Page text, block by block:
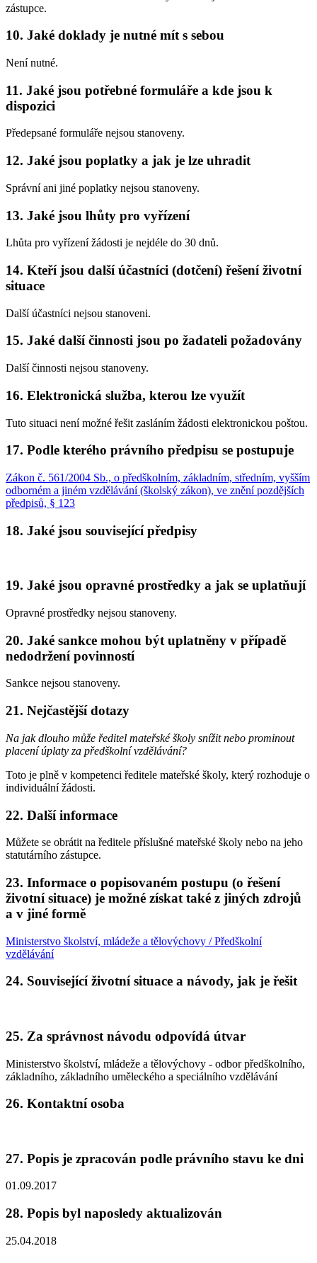
zástupce.
10. Jaké doklady je nutné mít s sebou
Není nutné.
11. Jaké jsou potřebné formuláře a kde jsou k
dispozici
Předepsané formuláře nejsou stanoveny.
12. Jaké jsou poplatky a jak je lze uhradit
Správní ani jiné poplatky nejsou stanoveny.
13. Jaké jsou lhůty pro vyřízení
Lhůta pro vyřízení žádosti je nejdéle do 30 dnů.
14. Kteří jsou další účastníci (dotčení) řešení životní
situace
Další účastníci nejsou stanoveni.
15. Jaké další činnosti jsou po žadateli požadovány
Další činnosti nejsou stanoveny.
16. Elektronická služba, kterou lze využít
Tuto situaci není možné řešit zasláním žádosti elektronickou poštou.
17. Podle kterého právního předpisu se postupuje
Zákon č. 561/2004 Sb., o předškolním, základním, středním, vyšším
odborném a jiném vzdělávání (školský zákon), ve znění pozdějších
předpisů, § 123
18. Jaké jsou související předpisy
19. Jaké jsou opravné prostředky a jak se uplatňují
Opravné prostředky nejsou stanoveny.
20. Jaké sankce mohou být uplatněny v případě
nedodržení povinností
Sankce nejsou stanoveny.
21. Nejčastější dotazy
Na jak dlouho může ředitel mateřské školy snížit nebo prominout
placení úplaty za předškolní vzdělávání?
Toto je plně v kompetenci ředitele mateřské školy, který rozhoduje o
individuální žádosti.
22. Další informace
Můžete se obrátit na ředitele příslušné mateřské školy nebo na jeho
statutárního zástupce.
23. Informace o popisovaném postupu (o řešení
životní situace) je možné získat také z jiných zdrojů
a v jiné formě
Ministerstvo školství, mládeže a tělovýchovy / Předškolní
vzdělávání
24. Související životní situace a návody, jak je řešit
25. Za správnost návodu odpovídá útvar
Ministerstvo školství, mládeže a tělovýchovy - odbor předškolního,
základního, základního uměleckého a speciálního vzdělávání
26. Kontaktní osoba
27. Popis je zpracován podle právního stavu ke dni
01.09.2017
28. Popis byl naposledy aktualizován
25.04.2018